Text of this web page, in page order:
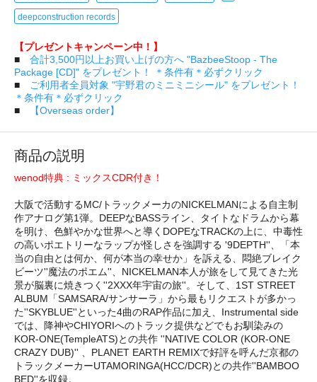
deepconstruction records
【プレゼントキャンペーン中！】
■ 合計3,500円以上お買い上げの方へ "BazbeeStoop - The
Package [CD]" をプレゼント！ ＊条件有＊必ずクリック
■
ご利用者全員対象 "宇野君のミニミニシール" をプレゼント！
＊条件有＊必ずクリック
■
【Overseas order】
商品の説明
wenod特典 : ミックスCDR付き！
大阪で活動するMC/トラックメーカのNICKELMANによる自主制
作アナログ第1弾。DEEPなBASSライン、タイトなドラムから幕
を明け、色鮮やかな世界へと導くDOPEなTRACKの上に、中毒性
の高いポエトリーなラップが怪しさを強調する '9DEPTH''、「本
当の自由とは何か、何が本当の幸せか」を訴える、悶絶ブレイク
ビーツ''魔法のポエム''、NICKELMAN本人が旅をして見てきた光
景が脳裏に焼きつく''2XXX年宇宙の旅''。そして、1ST STREET
ALBUM「SAMSARA/サンサーラ」から最もリクエストが多かっ
た''SKYBLUE''といった4曲のRAP作品に加え、Instrumental side
では、降神やCHIYORIへのトラック提供などでもお馴染みの
KOR-ONE(TempleATS)との共作 ''NATIVE COLOR (KOR-ONE
CRAZY DUB)'' 、PLANET EARTH REMIXで好評を呼んだ京都の
トラックメーカーUTAMORINGA(HCC/DCR)との共作''BAMBOO
BED''を収録。